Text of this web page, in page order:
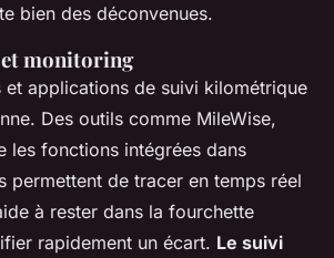
bien des déconvenues.
monitoring
et applications de suivi kilométrique
Des outils comme MileWise,
les fonctions intégrées dans
permettent de tracer en temps réel
à rester dans la fourchette
rapidement un écart. Le suivi